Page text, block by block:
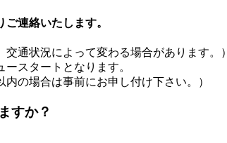
連絡いたします。
通状況によって変わる場合があります。）
スタートとなります。
の場合は事前にお申し付け下さい。）
すか？